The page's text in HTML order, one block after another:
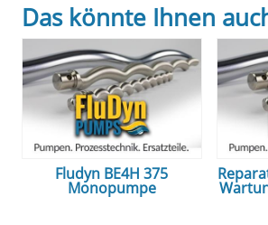
Das könnte Ihnen
Fludyn BE4H 375
Monopumpe